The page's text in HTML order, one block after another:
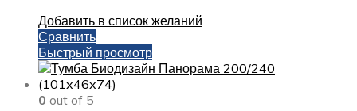
Добавить в список желаний
Сравнить
Быстрый просмотр
0 out of 5